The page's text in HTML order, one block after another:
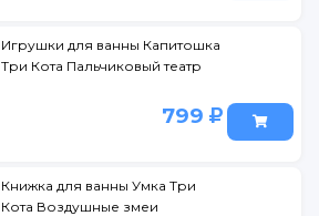
Игрушки для ванны Капитошка
Три Кота Пальчиковый театр
799
Книжка для ванны Умка Три
Кота Воздушные змеи